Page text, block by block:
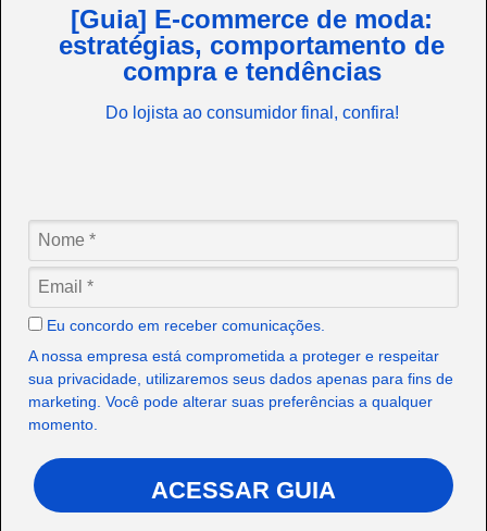
[Guia] E-commerce de moda:
estratégias, comportamento de
compra e tendências
Do lojista ao consumidor final, confira!
Eu concordo em receber comunicações.
A nossa empresa está comprometida a proteger e respeitar
sua privacidade, utilizaremos seus dados apenas para fins de
marketing. Você pode alterar suas preferências a qualquer
momento.
ACESSAR GUIA